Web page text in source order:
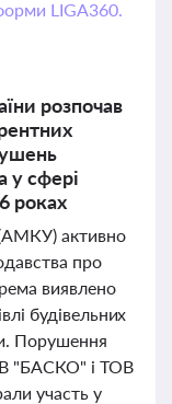
LIGA360.
розпочав
у сфері
роках
активно
про
виявлено
будівельних
Порушення
"БАСКО" і ТОВ
участь у